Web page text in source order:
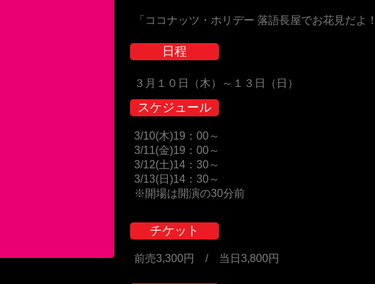
「ココナッツ・ホリデー 落語長屋でお花見だよ
日程
３月１０日（木）～１３日（日）
スケジュール
3/10(木)19：00～
3/11(金)19：00～
3/12(土)14：30～
3/13(日)14：30～
※開場は開演の30分前
チケット
前売3,300円 / 当日3,800円